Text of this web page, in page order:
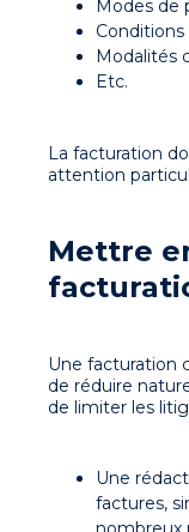
Modes de
Modalités
Etc.
La facturation
attention
Mettre
Une facturation
de réduire
de limiter les
Une
factures,